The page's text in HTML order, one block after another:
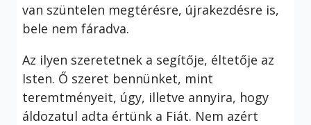
van szüntelen megtérésre, újrakezdésre is,
bele nem fáradva.
Az ilyen szeretetnek a segítője, éltetője az
Isten. Ő szeret bennünket, mint
teremtményeit, úgy, illetve annyira, hogy
áldozatul adta értünk a Fiát. Nem azért